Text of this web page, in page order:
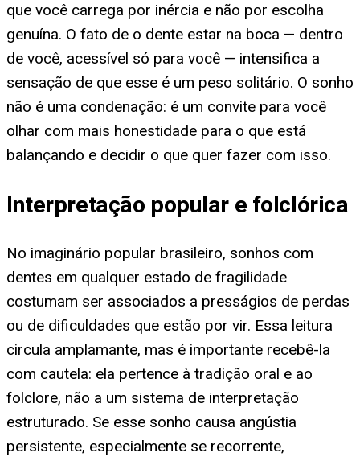
que você carrega por inércia e não por escolha
genuína. O fato de o dente estar na boca — dentro
de você, acessível só para você — intensifica a
sensação de que esse é um peso solitário. O sonho
não é uma condenação: é um convite para você
olhar com mais honestidade para o que está
balançando e decidir o que quer fazer com isso.
Interpretação popular e folclórica
No imaginário popular brasileiro, sonhos com
dentes em qualquer estado de fragilidade
costumam ser associados a presságios de perdas
ou de dificuldades que estão por vir. Essa leitura
circula amplamante, mas é importante recebê-la
com cautela: ela pertence à tradição oral e ao
folclore, não a um sistema de interpretação
estruturado. Se esse sonho causa angústia
persistente, especialmente se recorrente,